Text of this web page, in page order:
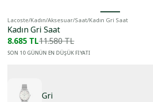
Lacoste/Kadın/Aksesuar/Saat/Kadın Gri Saat
Kadın Gri Saat
8.685 TL11.580 TL
SON 10 GÜNÜN EN DÜŞÜK FİYATI
Gri